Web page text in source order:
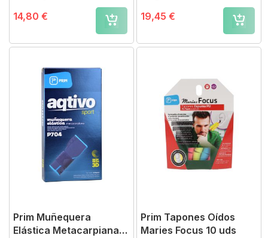
14,80 €
19,45 €
Prim Muñequera
Elástica Metacarpiana
Prim Tapones Oídos
Maries Focus 10 uds